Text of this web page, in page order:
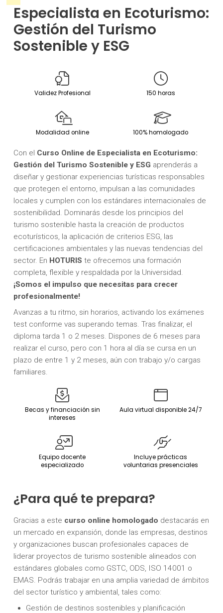
Especialista en Ecoturismo:
Gestión del Turismo
Sostenible y ESG
Validez Profesional 150 horas
Modalidad online 100% homologado
Con el Curso Online de Especialista en Ecoturismo:
Gestión del Turismo Sostenible y ESG aprenderás a
diseñar y gestionar experiencias turísticas responsables
que protegen el entorno, impulsan a las comunidades
locales y cumplen con los estándares internacionales de
sostenibilidad. Dominarás desde los principios del
turismo sostenible hasta la creación de productos
ecoturísticos, la aplicación de criterios ESG, las
certificaciones ambientales y las nuevas tendencias del
sector. En HOTURIS te ofrecemos una formación
completa, flexible y respaldada por la Universidad.
¡Somos el impulso que necesitas para crecer
profesionalmente!
Avanzas a tu ritmo, sin horarios, activando los exámenes
test conforme vas superando temas. Tras finalizar, el
diploma tarda 1 o 2 meses. Dispones de 6 meses para
realizar el curso, pero con 1 hora al día se cursa en un
plazo de entre 1 y 2 meses, aún con trabajo y/o cargas
familiares.
Becas y financiación sin
intereses
Aula virtual disponible 24/7
Equipo docente
especializado
Incluye prácticas
voluntarias presenciales
¿Para qué te prepara?
Gracias a este curso online homologado destacarás en
un mercado en expansión, donde las empresas, destinos
y organizaciones buscan profesionales capaces de
liderar proyectos de turismo sostenible alineados con
estándares globales como GSTC, ODS, ISO 14001 o
EMAS. Podrás trabajar en una amplia variedad de ámbitos
del sector turístico y ambiental, tales como:
Gestión de destinos sostenibles y planificación